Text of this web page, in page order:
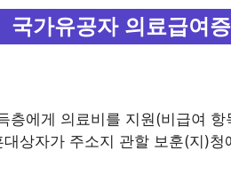
국가유공자 의료급여
층에게 의료비를 지원(비급여
상자가 주소지 관할 보훈(지)